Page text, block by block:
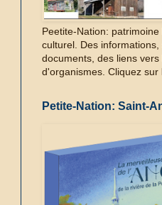
Peetite-Nation: patrimoine
culturel. Des informations,
documents, des liens vers
d'organismes. Cliquez sur
Petite-Nation: Saint-